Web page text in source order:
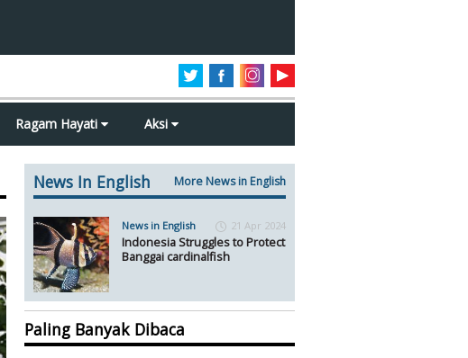
Ragam Hayati Aksi
News In English More News in English
News in English 21 Apr 2024
Indonesia Struggles to Protect
Banggai cardinalfish
Paling Banyak Dibaca